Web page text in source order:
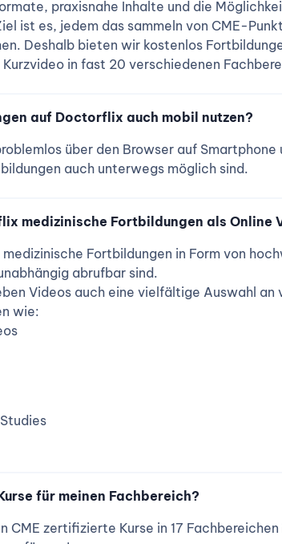
praxisnahe Inhalte und die
ist es, jedem das sammeln von CME-
Deshalb bieten wir kostenlos
in fast 20 verschiedenen
auf Doctorflix auch mobil nutzen?
über den Browser auf
auch unterwegs möglich sind.
medizinische Fortbildungen als Online
Fortbildungen in Form von
abrufbar sind.
Videos auch eine vielfältige Auswahl an
wie:
für meinen Fachbereich?
CME zertifizierte Kurse in 17